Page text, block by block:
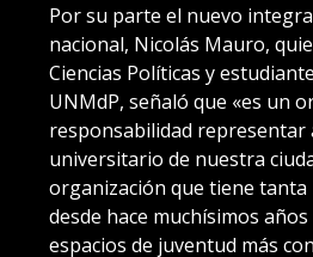
Por su parte el nuevo
nacional, Nicolás Mauro,
Ciencias Políticas y
UNMdP, señaló que «es un
responsabilidad representar
universitario de nuestra
organización que tiene tanta
desde hace muchísimos
espacios de juventud más